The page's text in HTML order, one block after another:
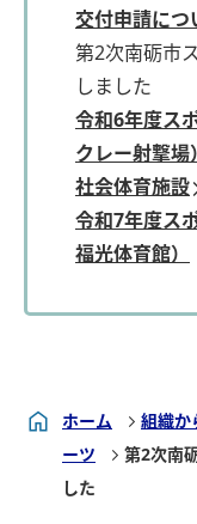
交付申請につ
第2次南砺市
しました
令和6年度ス
クレー射撃場）
社会体育施設
令和7年度ス
福光体育館）
ホーム 組織か
ーツ
第2次南
した